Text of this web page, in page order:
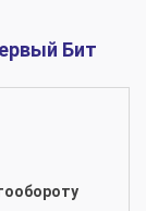
Бит